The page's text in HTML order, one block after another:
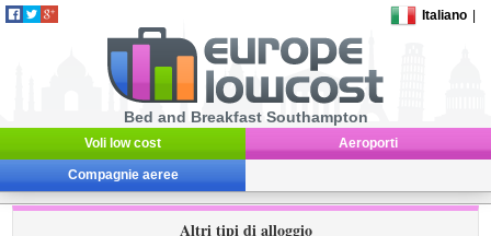
Italiano
Bed and Breakfast Southampton
Voli low cost Aeroporti
Compagnie aeree
Altri tipi di alloggio